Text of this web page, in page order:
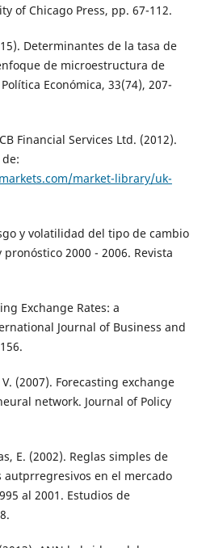
of Chicago Press, pp. 67-112.
Determinantes de la tasa de
de microestructura de
Económica, 33(74), 207-
Financial Services Ltd. (2012).
market-library/uk-
y volatilidad del tipo de cambio
2000 - 2006. Revista
Exchange Rates: a
Journal of Business and
(2007). Forecasting exchange
network. Journal of Policy
E. (2002). Reglas simples de
autprregresivos en el mercado
al 2001. Estudios de